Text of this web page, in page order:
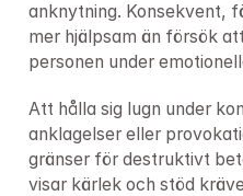
anknytning. Konsekvent,
mer hjälpsam än försök
personen under
Att hålla sig lugn under
anklagelser eller
gränser för destruktivt
visar kärlek och stöd